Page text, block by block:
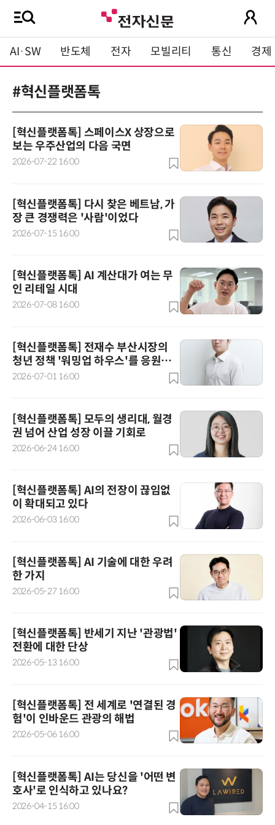
AI·SW 반도체 전자 모빌리티 통신 경제
#혁신플랫폼톡
[혁신플랫폼톡] 스페이스X 상장으로
보는 우주산업의 다음 국면
2026-07-22 16:00
[혁신플랫폼톡] 다시 찾은 베트남, 가
장 큰 경쟁력은 '사람'이었다
2026-07-15 16:00
[혁신플랫폼톡] AI 계산대가 여는 무
인 리테일 시대
2026-07-08 16:00
[혁신플랫폼톡] 전재수 부산시장의
청년 정책 '워밍업 하우스'를 응원한
다
2026-07-01 16:00
[혁신플랫폼톡] 모두의 생리대, 월경
권 넘어 산업 성장 이끌 기회로
2026-06-24 16:00
[혁신플랫폼톡] AI의 전장이 끊임없
이 확대되고 있다
2026-06-03 16:00
[혁신플랫폼톡] AI 기술에 대한 우려
한 가지
2026-05-27 16:00
[혁신플랫폼톡] 반세기 지난 '관광법'
전환에 대한 단상
2026-05-13 16:00
[혁신플랫폼톡] 전 세계로 '연결된 경
험'이 인바운드 관광의 해법
2026-05-06 16:00
[혁신플랫폼톡] AI는 당신을 '어떤 변
호사'로 인식하고 있나요?
2026-04-15 16:00